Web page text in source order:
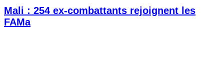
Mali : 254 ex-combattants rejoignent les
FAMa